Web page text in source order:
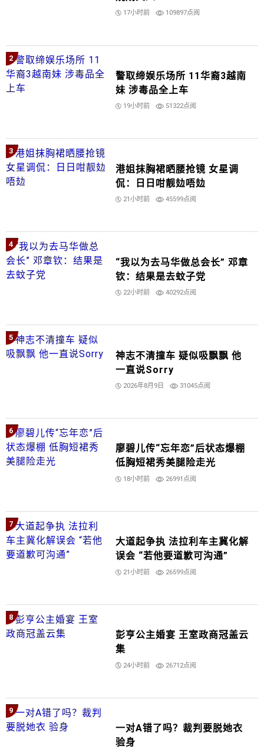
17小时前 109897点阅
2
警取缔娱乐场所 11华裔3越南
妹 涉毒品全上车
19小时前 51322点阅
3
港姐抹胸裙晒腰抢镜 女星调
侃：日日咁靓攰唔攰
21小时前 45599点阅
4
“我以为去马华做总会长” 邓章
钦：结果是去蚊子党
22小时前 40292点阅
5
神志不清撞车 疑似吸飘飘 他
一直说Sorry
2026年8月9日 31045点阅
6
廖碧儿传“忘年恋”后状态爆棚
低胸短裙秀美腿险走光
18小时前 26991点阅
7
大道起争执 法拉利车主冀化解
误会 “若他要道歉可沟通”
21小时前 26599点阅
8
彭亨公主婚宴 王室政商冠盖云
集
24小时前 26712点阅
9
一对A错了吗？裁判要脱她衣
验身